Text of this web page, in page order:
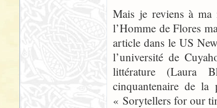
Mais je reviens à ma
l’Homme de Flores
article dans le US
l’université de
littérature (Laura
cinquantenaire de
« Sorytellers for our